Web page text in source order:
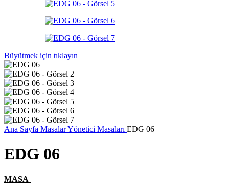
Büyütmek için tıklayın
Ana Sayfa MasalarYönetici Masaları EDG 06
EDG 06
MASA